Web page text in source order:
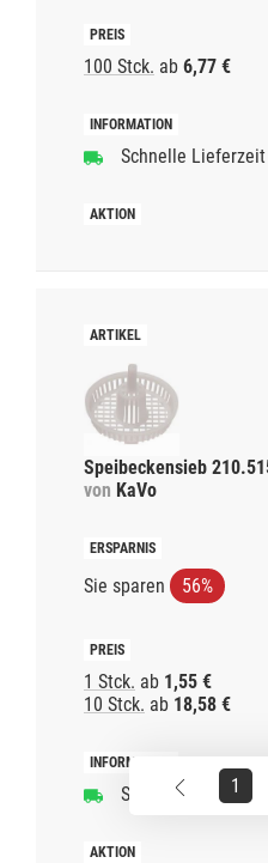
100 Stck. ab 6,77 €
Schnelle Lieferzeit
Speibeckensieb
von KaVo
Sie sparen 56%
1 Stck. ab 1,55 €
10 Stck. ab 18,58 €
Schnelle Lieferzeit
1